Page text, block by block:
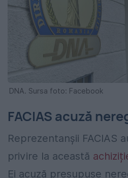
DNA. Sursa foto: Facebook
FACIAS acuză
Reprezentanșii FACIAS
privire la această
Ei acuză presupuse